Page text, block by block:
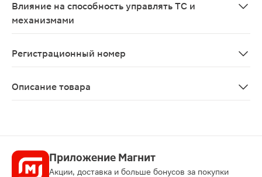
Влияние на способность управлять ТС и
механизмами
Регистрационный номер
Описание товара
Приложение Магнит
Акции, доставка и больше бонусов за покупки